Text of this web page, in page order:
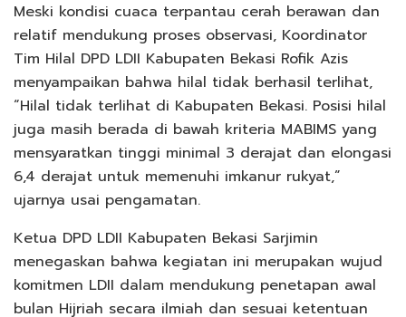
Meski kondisi cuaca terpantau cerah berawan dan
relatif mendukung proses observasi, Koordinator
Tim Hilal DPD LDII Kabupaten Bekasi Rofik Azis
menyampaikan bahwa hilal tidak berhasil terlihat,
“Hilal tidak terlihat di Kabupaten Bekasi. Posisi hilal
juga masih berada di bawah kriteria MABIMS yang
mensyaratkan tinggi minimal 3 derajat dan elongasi
6,4 derajat untuk memenuhi imkanur rukyat,”
ujarnya usai pengamatan.
Ketua DPD LDII Kabupaten Bekasi Sarjimin
menegaskan bahwa kegiatan ini merupakan wujud
komitmen LDII dalam mendukung penetapan awal
bulan Hijriah secara ilmiah dan sesuai ketentuan